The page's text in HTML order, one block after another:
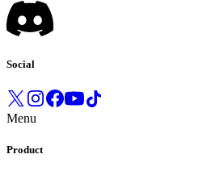
Social
Menu
Product